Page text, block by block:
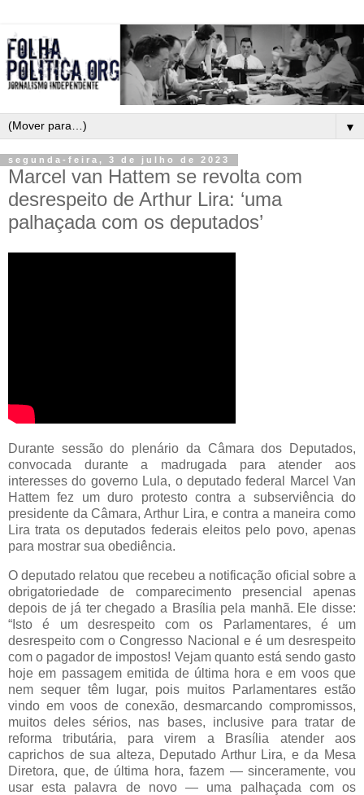
▼
segunda-feira, 3 de julho de 2023
Marcel van Hattem se revolta com
desrespeito de Arthur Lira: ‘uma
palhaçada com os deputados’
Durante sessão do plenário da Câmara dos Deputados,
convocada durante a madrugada para atender aos
interesses do governo Lula, o deputado federal Marcel Van
Hattem fez um duro protesto contra a subserviência do
presidente da Câmara, Arthur Lira, e contra a maneira como
Lira trata os deputados federais eleitos pelo povo, apenas
para mostrar sua obediência.
O deputado relatou que recebeu a notificação oficial sobre a
obrigatoriedade de comparecimento presencial apenas
depois de já ter chegado a Brasília pela manhã. Ele disse:
“Isto é um desrespeito com os Parlamentares, é um
desrespeito com o Congresso Nacional e é um desrespeito
com o pagador de impostos! Vejam quanto está sendo gasto
hoje em passagem emitida de última hora e em voos que
nem sequer têm lugar, pois muitos Parlamentares estão
vindo em voos de conexão, desmarcando compromissos,
muitos deles sérios, nas bases, inclusive para tratar de
reforma tributária, para virem a Brasília atender aos
caprichos de sua alteza, Deputado Arthur Lira, e da Mesa
Diretora, que, de última hora, fazem — sinceramente, vou
usar esta palavra de novo — uma palhaçada com os